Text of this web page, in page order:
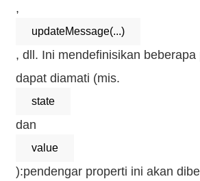
,
updateMessage(...)
, dll. Ini mendefinisikan beberapa
dapat diamati (mis.
state
dan
value
):pendengar properti ini akan